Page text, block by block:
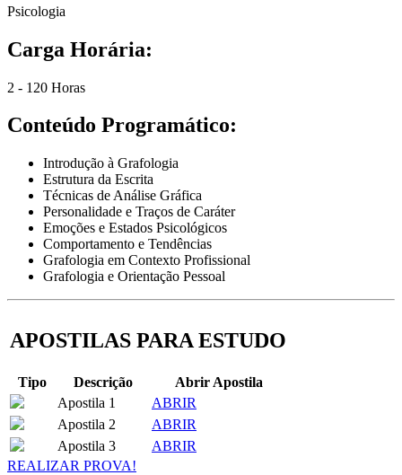
Psicologia
Carga Horária:
2 - 120 Horas
Conteúdo Programático:
Introdução à Grafologia
Estrutura da Escrita
Técnicas de Análise Gráfica
Personalidade e Traços de Caráter
Emoções e Estados Psicológicos
Comportamento e Tendências
Grafologia em Contexto Profissional
Grafologia e Orientação Pessoal
APOSTILAS PARA ESTUDO
Tipo Descrição
Abrir Apostila
Apostila 1
ABRIR
Apostila 2
ABRIR
Apostila 3
ABRIR
REALIZAR PROVA!